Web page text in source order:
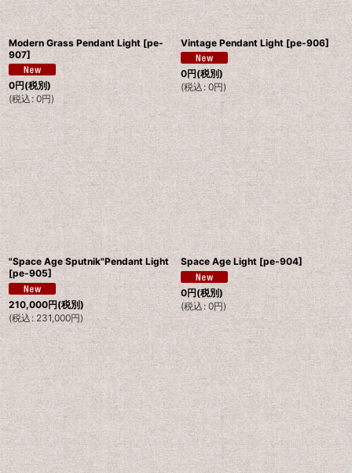
Modern Grass Pendant Light [pe-
907]
0円(税別)
(税込: 0円)
Vintage Pendant Light [pe-906]
0円(税別)
(税込: 0円)
"Space Age Sputnik"Pendant Light
[pe-905]
210,000円(税別)
(税込: 231,000円)
Space Age Light [pe-904]
0円(税別)
(税込 : 0円)